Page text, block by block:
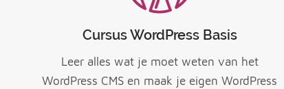
Cursus WordPress Basis
Leer alles wat je moet weten van het
WordPress CMS en maak je eigen WordPress